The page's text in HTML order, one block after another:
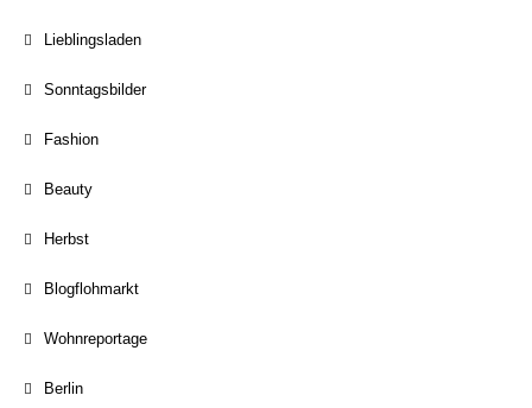
Lieblingsladen
Sonntagsbilder
Fashion
Beauty
Herbst
Blogflohmarkt
Wohnreportage
Berlin